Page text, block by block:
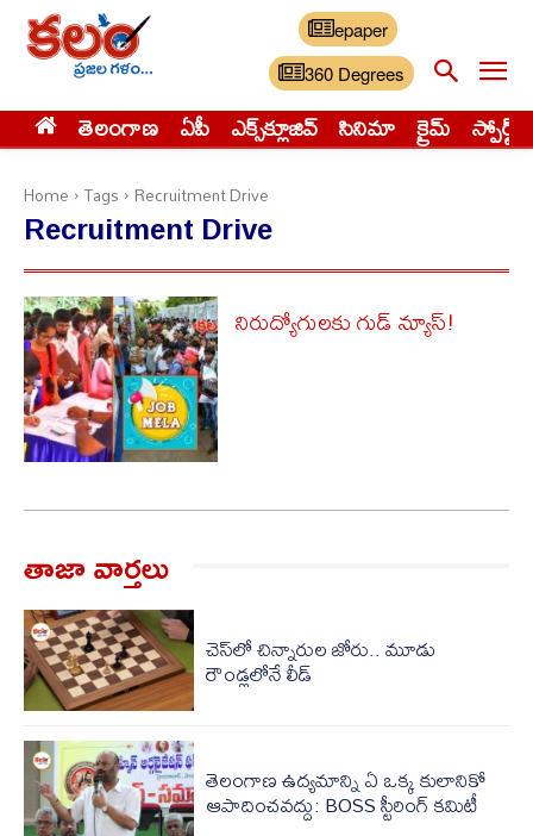
epaper
360 Degrees
తెలంగాణ ఏపీ ఎక్స్‌క్లూజివ్‌ సినిమా క్రైమ్ స్పోర్ట్స్
Home Tags Recruitment Drive
Recruitment Drive
నిరుద్యోగులకు గుడ్ న్యూస్!
తాజా వార్త‌లు
చెస్‌లో చిన్నారుల జోరు.. మూడు
రౌండ్లలోనే లీడ్
తెలంగాణ ఉద్యమాన్ని ఏ ఒక్క కులానికో
ఆపాదించవద్దు: BOSS స్టీరింగ్ కమిటీ